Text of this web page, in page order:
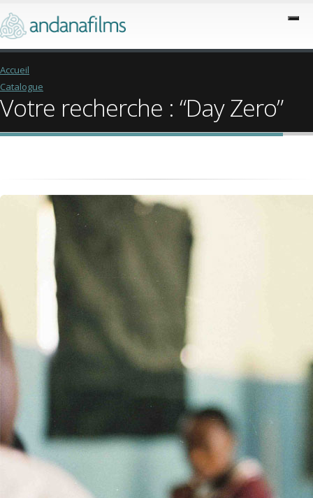
Accueil
Catalogue
Votre recherche : “Day Zero”